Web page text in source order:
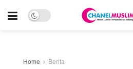
Home Berita